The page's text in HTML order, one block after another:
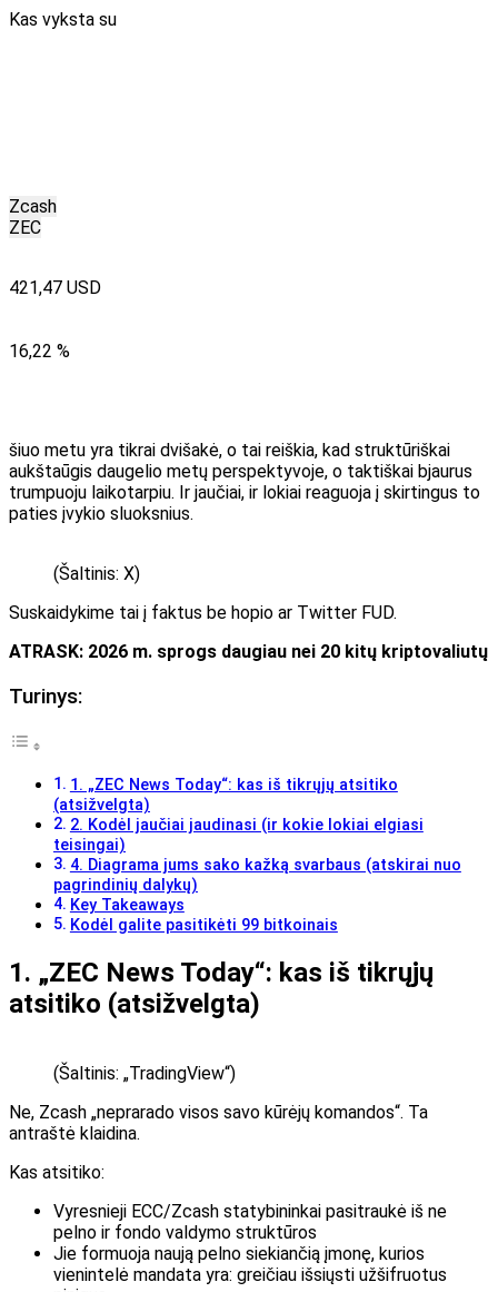
Kas vyksta su
Zcash
ZEC
421,47 USD
16,22 %
šiuo metu yra tikrai dvišakė, o tai reiškia, kad struktūriškai
aukštaūgis daugelio metų perspektyvoje, o taktiškai bjaurus
trumpuoju laikotarpiu. Ir jaučiai, ir lokiai reaguoja į skirtingus to
paties įvykio sluoksnius.
(Šaltinis: X)
Suskaidykime tai į faktus be hopio ar Twitter FUD.
ATRASK: 2026 m. sprogs daugiau nei 20 kitų kriptovaliutų
Turinys:
1. „ZEC News Today“: kas iš tikrųjų atsitiko
(atsižvelgta)
2. Kodėl jaučiai jaudinasi (ir kokie lokiai elgiasi
teisingai)
4. Diagrama jums sako kažką svarbaus (atskirai nuo
pagrindinių dalykų)
Key Takeaways
Kodėl galite pasitikėti 99 bitkoinais
1. „ZEC News Today“: kas iš tikrųjų
atsitiko (atsižvelgta)
(Šaltinis: „TradingView“)
Ne, Zcash „neprarado visos savo kūrėjų komandos“. Ta
antraštė klaidina.
Kas atsitiko:
Vyresnieji ECC/Zcash statybininkai pasitraukė iš ne
pelno ir fondo valdymo struktūros
Jie formuoja naują pelno siekiančią įmonę, kurios
vienintelė mandata yra: greičiau išsiųsti užšifruotus